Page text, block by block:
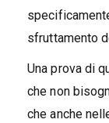
sfruttamento
Una prova di
che non
che anche